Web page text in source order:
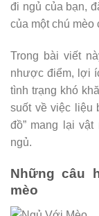
đi ngủ của bạn,
của một chú mèo
Trong bài viết
nhược điểm, lợi
tình trạng khó
suốt về việc liệu
đồ” mang lại
ngủ.
Những câu
mèo